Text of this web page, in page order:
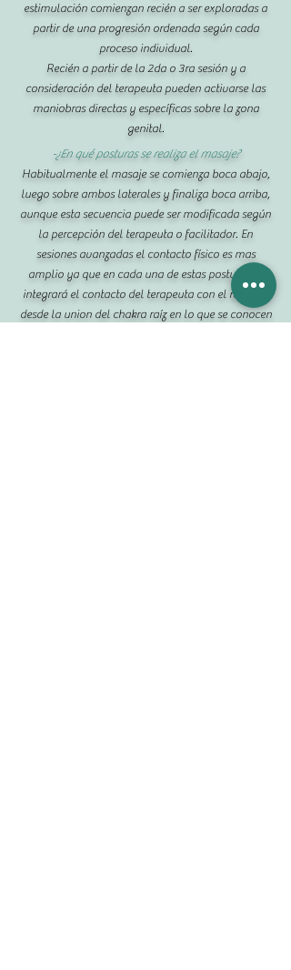
estimulación comienzan recién a ser exploradas a
partir de una progresión ordenada según cada
proceso individual.
Recién a partir de la 2da o 3ra sesión y a
consideración del terapeuta pueden activarse las
maniobras directas y específicas sobre la zona
genital.
-¿En qué posturas se realiza el masaje?
Habitualmente el masaje se comienza boca abajo,
luego sobre ambos laterales y finaliza boca arriba,
aunque esta secuencia puede ser modificada según
la percepción del terapeuta o facilitador. En
sesiones avanzadas el contacto físico es mas
amplio ya que en cada una de estas posturas se
integrará el contacto del terapeuta con el receptor
desde la union del chakra raíz en lo que se conocen